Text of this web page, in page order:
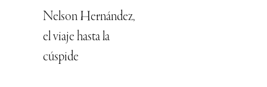
Nelson Hernández,
el viaje hasta la
cúspide